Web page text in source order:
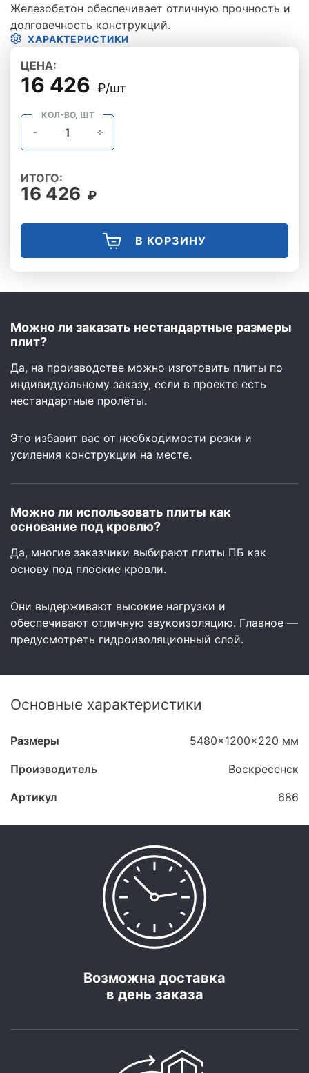
Железобетон обеспечивает отличную прочность и
долговечность конструкций.
ХАРАКТЕРИСТИКИ
ЦЕНА:
16 426 ₽/шт
КОЛ-ВО, ШТ
ИТОГО:
16 426 ₽
В КОРЗИНУ
Можно ли заказать нестандартные размеры
плит?
Да, на производстве можно изготовить плиты по
индивидуальному заказу, если в проекте есть
нестандартные пролёты.
Это избавит вас от необходимости резки и
усиления конструкции на месте.
Можно ли использовать плиты как
основание под кровлю?
Да, многие заказчики выбирают плиты ПБ как
основу под плоские кровли.
Они выдерживают высокие нагрузки и
обеспечивают отличную звукоизоляцию. Главное —
предусмотреть гидроизоляционный слой.
Основные характеристики
Размеры 5480x1200x220 мм
Производитель Воскресенск
Артикул 686
Возможна доставка
в день заказа